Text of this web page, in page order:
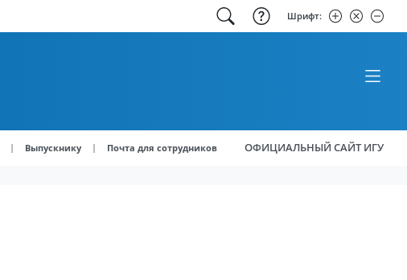
Шрифт:
| Выпускнику | Почта для сотрудников ОФИЦИАЛЬНЫЙ САЙТ ИГУ